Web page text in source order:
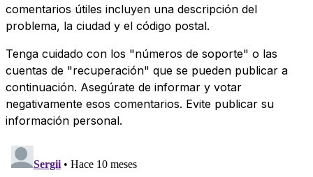
comentarios útiles incluyen una descripción del
problema, la ciudad y el código postal.
Tenga cuidado con los "números de soporte" o las
cuentas de "recuperación" que se pueden publicar a
continuación. Asegúrate de informar y votar
negativamente esos comentarios. Evite publicar su
información personal.